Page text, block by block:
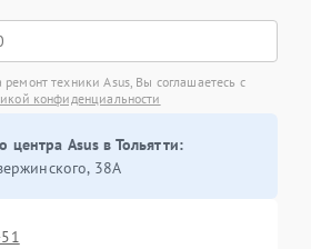
ремонт техники Asus, Вы соглашаетесь с
конфиденциальности
центра Asus в Тольятти:
38А